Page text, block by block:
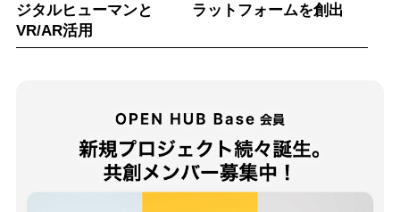
ジタルヒューマンと
VR/AR活用
ラットフォームを創出